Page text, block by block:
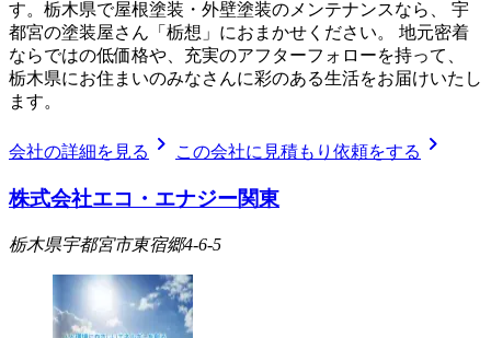
す。栃木県で屋根塗装・外壁塗装のメンテナンスなら、 宇
都宮の塗装屋さん「栃想」におまかせください。 地元密着
ならではの低価格や、充実のアフターフォローを持って、
栃木県にお住まいのみなさんに彩のある生活をお届けいたし
ます。
会社の詳細を見る chevron_right この会社に見積もり依頼をする chevron_right
株式会社エコ・エナジー関東
栃木県宇都宮市東宿郷4-6-5